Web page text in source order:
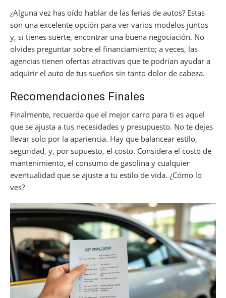
¿Alguna vez has oído hablar de las ferias de autos? Estas
son una excelente opción para ver varios modelos juntos
y, si tienes suerte, encontrar una buena negociación. No
olvides preguntar sobre el financiamiento; a veces, las
agencias tienen ofertas atractivas que te podrían ayudar a
adquirir el auto de tus sueños sin tanto dolor de cabeza.
Recomendaciones Finales
Finalmente, recuerda que el mejor carro para ti es aquel
que se ajusta a tus necesidades y presupuesto. No te dejes
llevar solo por la apariencia. Hay que balancear estilo,
seguridad, y, por supuesto, el costo. Considera el costo de
mantenimiento, el consumo de gasolina y cualquier
eventualidad que se ajuste a tu estilo de vida. ¿Cómo lo
ves?